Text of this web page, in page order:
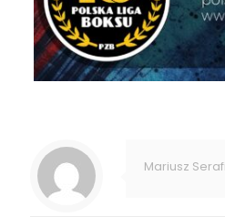
Mariusz